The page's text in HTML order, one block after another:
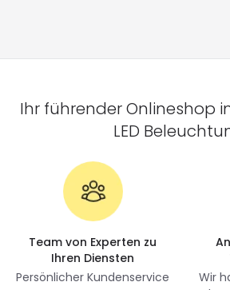
Ihr führender Onlineshop
LED
Team von Experten zu
Ihren Diensten
Persönlicher Kundenservice
Wir